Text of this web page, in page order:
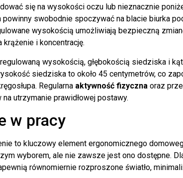
się na wysokości oczu lub nieznacznie
powinny swobodnie spoczywać na blacie biurka
wysokością umożliwiają bezpieczną
i koncentrację.
wysokością, głębokością siedziska i
siedziska to około 45 centymetrów, co
Regularna aktywność fizyczna oraz
utrzymanie prawidłowej postawy.
w pracy
to kluczowy element ergonomicznego
wyborem, ale nie zawsze jest ono dostępne.
równomiernie rozproszone światło,